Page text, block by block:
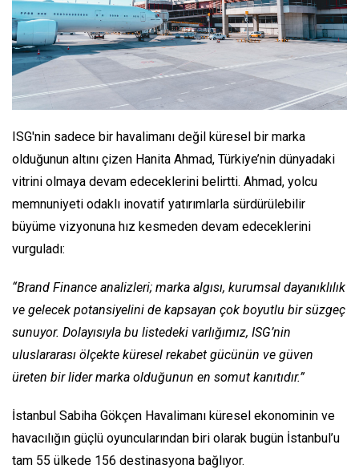
ISG'nin sadece bir havalimanı değil küresel bir marka
olduğunun altını çizen Hanita Ahmad, Türkiye’nin dünyadaki
vitrini olmaya devam edeceklerini belirtti. Ahmad, yolcu
memnuniyeti odaklı inovatif yatırımlarla sürdürülebilir
büyüme vizyonuna hız kesmeden devam edeceklerini
vurguladı:
“Brand Finance analizleri; marka algısı, kurumsal dayanıklılık
ve gelecek potansiyelini de kapsayan çok boyutlu bir süzgeç
sunuyor. Dolayısıyla bu listedeki varlığımız, ISG’nin
uluslararası ölçekte küresel rekabet gücünün ve güven
üreten bir lider marka olduğunun en somut kanıtıdır.”
İstanbul Sabiha Gökçen Havalimanı küresel ekonominin ve
havacılığın güçlü oyuncularından biri olarak bugün İstanbul’u
tam 55 ülkede 156 destinasyona bağlıyor.